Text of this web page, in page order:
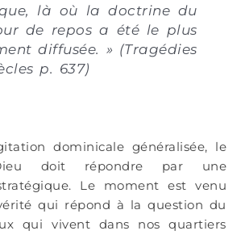
là où la doctrine du
de repos a été le plus
diffusée. » (Tragédies
p. 637)
dominicale généralisée, le
doit répondre par une
Le moment est venu
qui répond à la question du
qui vivent dans nos quartiers